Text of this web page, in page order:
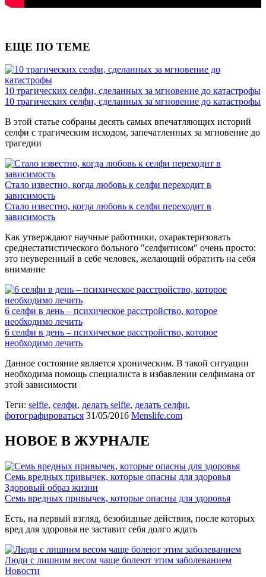
ЕЩЕ ПО ТЕМЕ
10 трагических селфи, сделанных за мгновение до катастрофы
10 трагических селфи, сделанных за мгновение до катастрофы
В этой статье собраны десять самых впечатляющих историй
селфи с трагическим исходом, запечатленных за мгновение до
трагедии
Стало известно, когда любовь к селфи переходит в
зависимость
Стало известно, когда любовь к селфи переходит в
зависимость
Как утверждают научные работники, охарактеризовать
среднестатистического больного "селфитисом" очень просто:
это неуверенный в себе человек, желающий обратить на себя
внимание
6 селфи в день – психическое расстройство, которое
необходимо лечить
6 селфи в день – психическое расстройство, которое
необходимо лечить
Данное состояние является хроническим. В такой ситуации
необходима помощь специалиста в избавлении селфимана от
этой зависимости
Теги: selfie, селфи, делать selfie, делать селфи,
фотографироваться 31/05/2016 Menslife.com
НОВОЕ В ЖУРНАЛЕ
Семь вредных привычек, которые опасны для здоровья
Здоровый образ жизни
Семь вредных привычек, которые опасны для здоровья
Есть, на первый взгляд, безобидные действия, после которых
вред для здоровья не заставит себя долго ждать
Люди с лишним весом чаще болеют этим заболеванием
Новости